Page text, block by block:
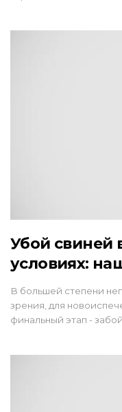
Убой свиней
условиях:
В большей степени
зрения, для
финальный этап -